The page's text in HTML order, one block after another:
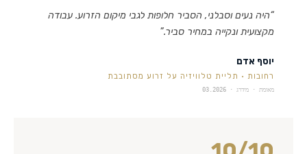
“היה נעים וסבלני, הסביר חלופות לגבי מיקום הזרוע. עבודה
מקצועית ונקייה במחיר סביר.”
יוסף אדם
רחובות · תליית טלוויזיה על זרוע מסתובבת
מאומת · מידרג · 03.2026